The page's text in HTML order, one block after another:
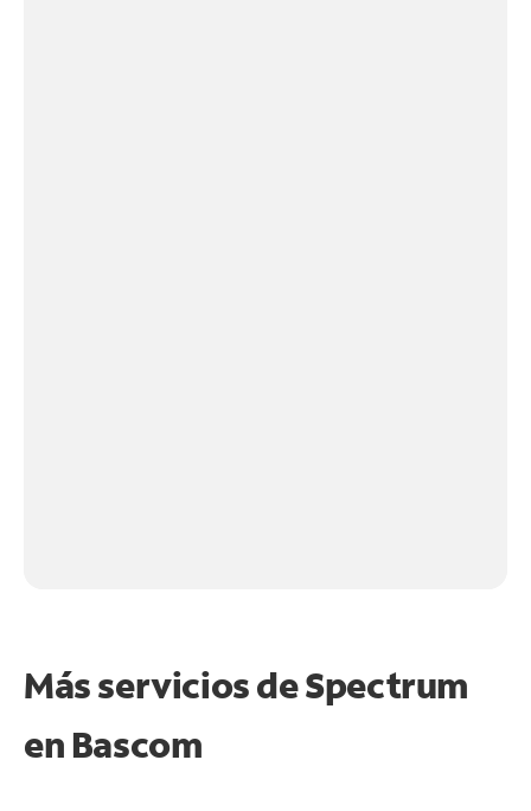
Más servicios de Spectrum
en Bascom